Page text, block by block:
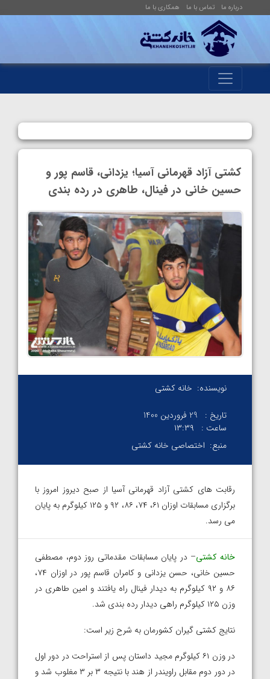
درباره ما تماس با ما همکاری با ما
کشتی آزاد قهرمانی آسیا؛ یزدانی، قاسم پور و
حسین خانی در فینال، طاهری در رده بندی
نویسنده: خانه کشتی
تاریخ :
29 فروردین 1400
ساعت :
۱۳:۳۹
منبع: اختصاصی خانه کشتی
رقابت های کشتی آزاد قهرمانی آسیا از صبح دیروز امروز با
برگزاری مسابقات اوزان ۶۱، ۷۴، ۸۶، ۹۲ و ۱۲۵ کیلوگرم به پایان
می رسد.
خانه کشتی– در پایان مسابقات مقدماتی روز دوم، مصطفی
حسین خانی، حسن یزدانی و کامران قاسم پور در اوزان ۷۴،
۸۶ و ۹۲ کیلوگرم به دیدار فینال راه یافتند و امین طاهری در
وزن ۱۲۵ کیلوگرم راهی دیدار رده بندی شد.
نتایج کشتی گیران کشورمان به شرح زیر است:
در وزن ۶۱ کیلوگرم مجید داستان پس از استراحت در دور اول
در دور دوم مقابل راویندر از هند با نتیجه ۳ بر ۳ مغلوب شد و